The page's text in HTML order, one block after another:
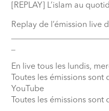
[REPLAY] L’islam au
Replay de l’émission live
En live tous les lundis,
Toutes les émissions
YouTube
Toutes les émissions